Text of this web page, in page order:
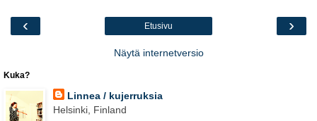
‹ ›
Etusivu
Näytä internetversio
Kuka?
Linnea / kujerruksia
Helsinki, Finland